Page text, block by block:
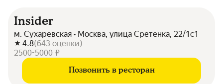
Insider
м. Сухаревская • Москва, улица Сретенка, 22/1с1
4.8(643 оценки)
2500-5000 ₽
Позвонить в ресторан